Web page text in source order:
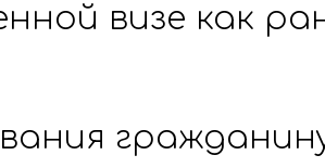
визе как